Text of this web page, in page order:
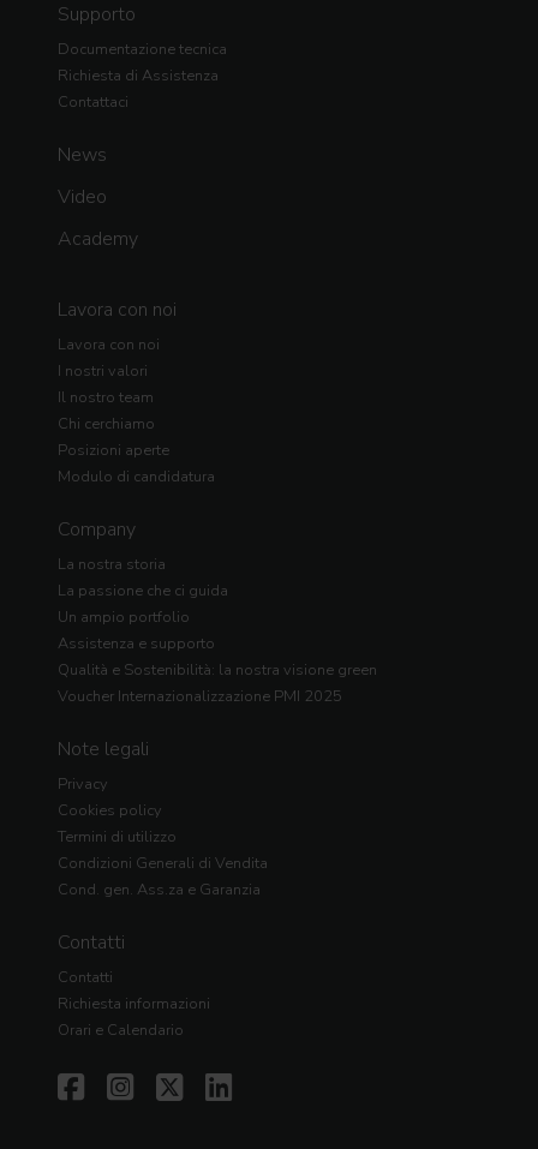
Supporto
Documentazione tecnica
Richiesta di Assistenza
Contattaci
News
Video
Academy
Lavora con noi
Lavora con noi
I nostri valori
Il nostro team
Chi cerchiamo
Posizioni aperte
Modulo di candidatura
Company
La nostra storia
La passione che ci guida
Un ampio portfolio
Assistenza e supporto
Qualità e Sostenibilità: la nostra visione green
Voucher Internazionalizzazione PMI 2025
Note legali
Privacy
Cookies policy
Termini di utilizzo
Condizioni Generali di Vendita
Cond. gen. Ass.za e Garanzia
Contatti
Contatti
Richiesta informazioni
Orari e Calendario